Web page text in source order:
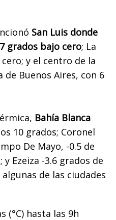
San Luis donde
grados bajo cero; La
; y el centro de la
Buenos Aires, con 6
Bahía Blanca
10 grados; Coronel
De Mayo, -0.5 de
y Ezeiza -3.6 grados de
de las ciudades
(°C) hasta las 9h